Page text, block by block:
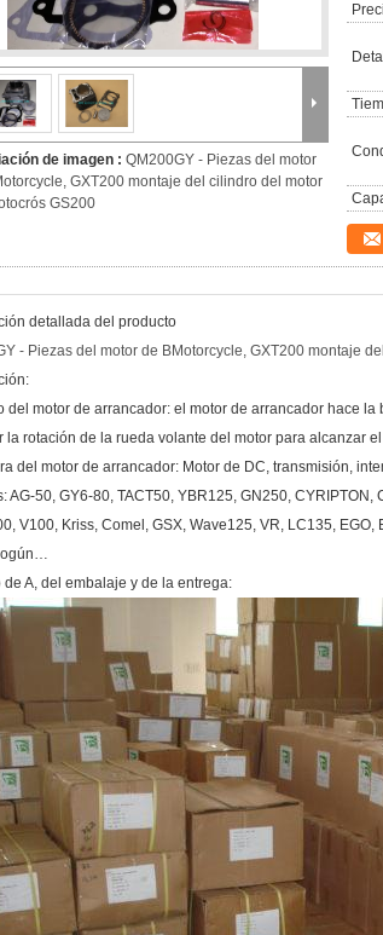
de imagen : QM200GY - Piezas del motor
GXT200 montaje del cilindro del motor
GS200
detallada del producto
- Piezas del motor de BMotorcycle, GXT200 montaje
del motor de arrancador: el motor de arrancador hace
la rotación de la rueda volante del motor para alcanzar
del motor de arrancador: Motor de DC, transmisión,
AG-50, GY6-80, TACT50, YBR125, GN250,
V100, Kriss, Comel, GSX, Wave125, VR, LC135,
de A, del embalaje y de la entrega: